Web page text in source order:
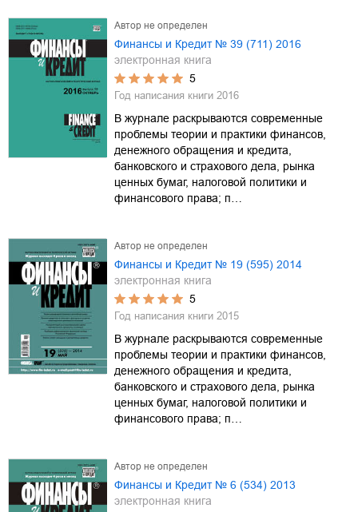
Автор не определен
Финансы и Кредит № 39 (711) 2016
электронная книга
5
Год написания книги 2016
В журнале раскрываются современные
проблемы теории и практики финансов,
денежного обращения и кредита,
банковского и страхового дела, рынка
ценных бумаг, налоговой политики и
финансового права; п…
Автор не определен
Финансы и Кредит № 19 (595) 2014
электронная книга
5
Год написания книги 2015
В журнале раскрываются современные
проблемы теории и практики финансов,
денежного обращения и кредита,
банковского и страхового дела, рынка
ценных бумаг, налоговой политики и
финансового права; п…
Автор не определен
Финансы и Кредит № 6 (534) 2013
электронная книга